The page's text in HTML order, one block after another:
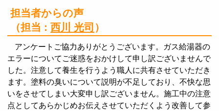
担当者からの声
（担当 :西川 光司 ）
アンケートご協力ありがとうございます。ガス給湯器の
エラーについてご迷惑をおかけして申し訳ございませんで
した。注意して養生を行うよう職人に共有させていただき
ます。塗料の臭いについて説明が不足しており、不快な思
いをさせてしまい大変申し訳ございません。施工中の注意
点としてあらかじめお伝えさせていただくよう改善して参